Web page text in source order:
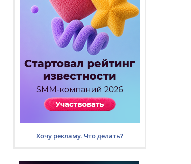
Хочу рекламу. Что делать?